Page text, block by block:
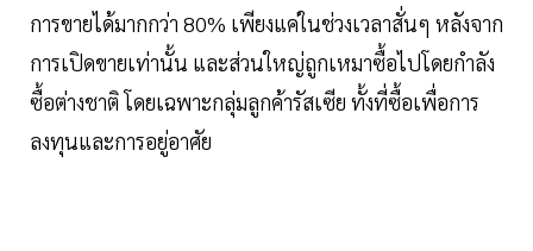
การขายได้มากกว่า 80% เพียงแค่ในช่วงเวลาสั่นๆ หลังจาก
การเปิดขายเท่านั้น และส่วนใหญ่ถูกเหมาซื้อไปโดยกำลัง
ซื้อต่างชาติ โดยเฉพาะกลุ่มลูกค้ารัสเซีย ทั้งที่ซื้อเพื่อการ
ลงทุนและการอยู่อาศัย